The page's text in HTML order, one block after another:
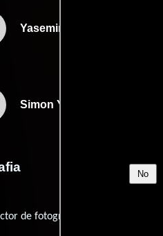
No
Yasemin Rashit
Simon Young
de fotografía)